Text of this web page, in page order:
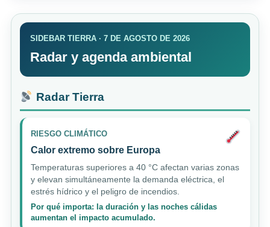
SIDEBAR TIERRA · 7 DE AGOSTO DE 2026
Radar y agenda ambiental
Radar Tierra
RIESGO CLIMÁTICO
Calor extremo sobre Europa
Temperaturas superiores a 40 °C afectan varias zonas
y elevan simultáneamente la demanda eléctrica, el
estrés hídrico y el peligro de incendios.
Por qué importa: la duración y las noches cálidas
aumentan el impacto acumulado.